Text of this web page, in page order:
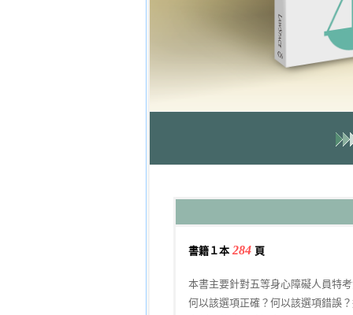
書籍１本 284 頁
本書主要針對五等身心障礙人員特
何以該選項正確？何以該選項錯誤